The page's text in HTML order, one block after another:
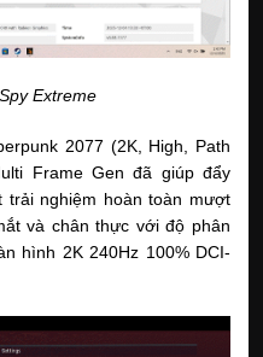
Extreme
2077 (2K, High, Path
Frame Gen đã giúp đẩy
trải nghiệm hoàn toàn mượt
và chân thực với độ phân
hình 2K 240Hz 100% DCI-